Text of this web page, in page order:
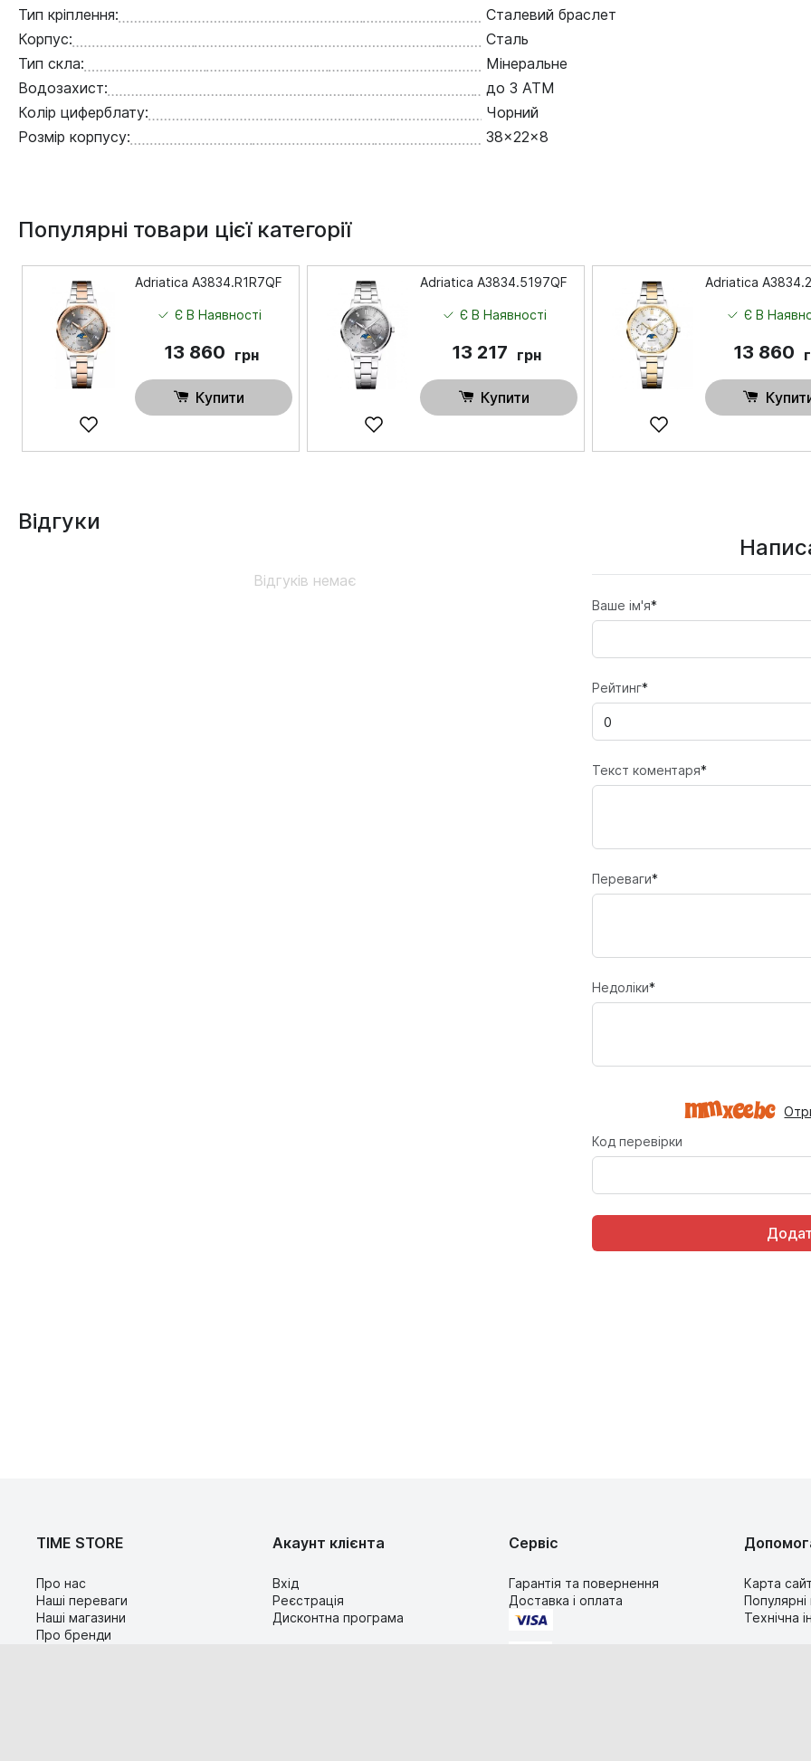
Тип кріплення:
Сталевий браслет
Корпус:
Сталь
Тип скла:
Мінеральне
Водозахист:
до 3 ATM
Колір циферблату:
Чорний
Розмір корпусу:
38x22x8
Популярні товари цієї категорії
Adriatica A3834.R1R7QF
Є В Наявності
13 860 грн
Купити
Adriatica A3834.5197QF
Є В Наявності
13 217 грн
Купити
Adriatica
Є В
13 860
Відгуки
Відгуків немає
Ваше ім'я*
Рейтинг*
Текст коментаря*
Переваги*
Недоліки*
Код перевірки
TIME STORE
Про нас
Наші переваги
Наші магазини
Про бренди
Акаунт клієнта
Вхід
Реєстрація
Дисконтна програма
Сервіс
Гарантія та повернення
Доставка і оплата
Карта
Популярні
Технічна